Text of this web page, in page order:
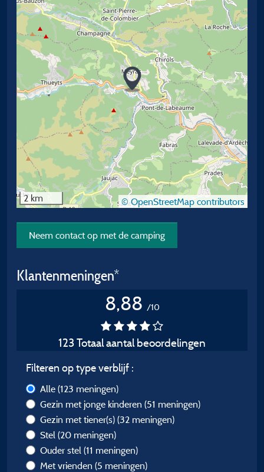
2 km © OpenStreetMap contributors
Neem contact op met de camping
Klantenmeningen*
8,88 /10
123 Totaal aantal beoordelingen
Filteren op type verblijf :
Alle (123 meningen)
Gezin met jonge kinderen (51 meningen)
Gezin met tiener(s) (32 meningen)
Stel (20 meningen)
Ouder stel (11 meningen)
Met vrienden (5 meningen)